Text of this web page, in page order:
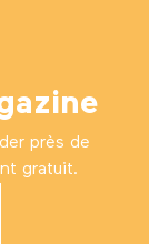
près de
gratuit.